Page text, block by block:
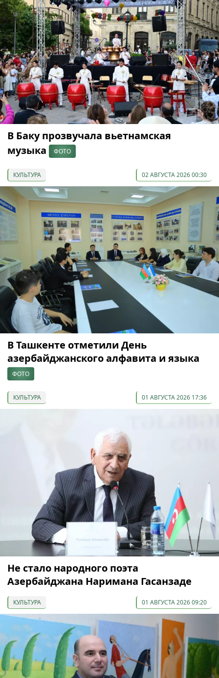
В Баку прозвучала вьетнамская
музыка
ФОТО
КУЛЬТУРА 02 АВГУСТА 2026 00:30
В Ташкенте отметили День
азербайджанского алфавита и языка
ФОТО
КУЛЬТУРА 01 АВГУСТА 2026 17:36
Не стало народного поэта
Азербайджана Наримана Гасанзаде
КУЛЬТУРА 01 АВГУСТА 2026 09:20